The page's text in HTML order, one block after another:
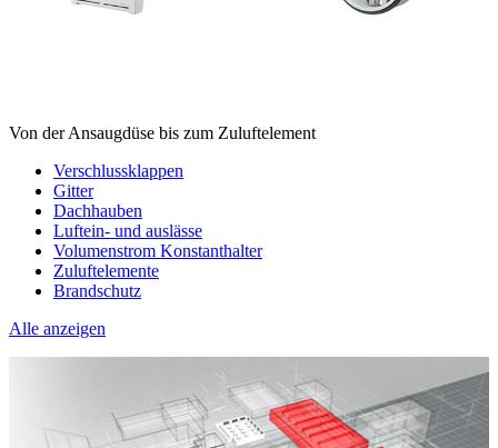
Von der Ansaugdüse bis zum Zuluftelement
Verschlussklappen
Gitter
Dachhauben
Luftein- und auslässe
Volumenstrom Konstanthalter
Zuluftelemente
Brandschutz
Alle anzeigen